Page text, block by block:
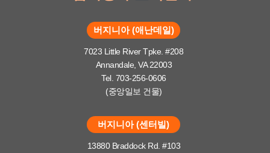
버지니아 (애난데일)
7023 Little River Tpke. #208
Annandale, VA 22003
Tel. 703-256-0606
(중앙일보 건물)
버지니아 (센터빌)
13880 Braddock Rd. #103